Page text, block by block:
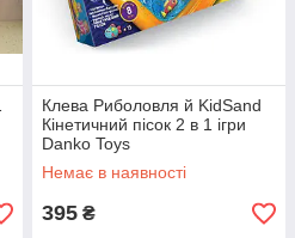
Клева Риболовля й KidSand
Кінетичний пісок 2 в 1 ігри
Danko Toys
Немає в наявності
395 ₴